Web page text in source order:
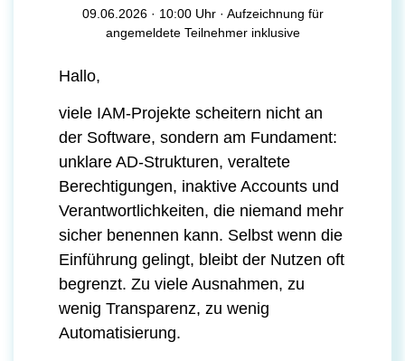
09.06.2026 · 10:00 Uhr · Aufzeichnung für
angemeldete Teilnehmer inklusive
Hallo,
viele IAM-Projekte scheitern nicht an
der Software, sondern am Fundament:
unklare AD-Strukturen, veraltete
Berechtigungen, inaktive Accounts und
Verantwortlichkeiten, die niemand mehr
sicher benennen kann. Selbst wenn die
Einführung gelingt, bleibt der Nutzen oft
begrenzt. Zu viele Ausnahmen, zu
wenig Transparenz, zu wenig
Automatisierung.